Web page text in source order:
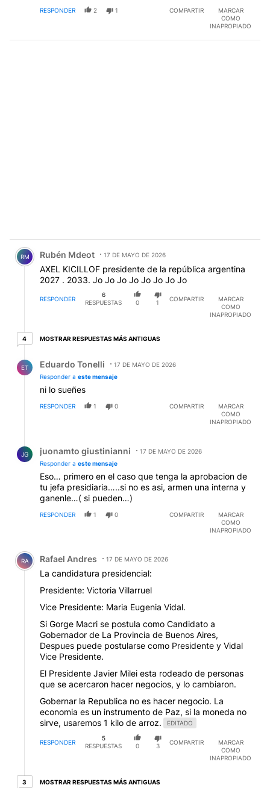
RESPONDER 2 1 COMPARTIR
MARCAR
COMO
INAPROPIADO
Comentario de Rubén Mdeot.
RM Rubén Mdeot 17 DE MAYO DE 2026
AXEL KICILLOF presidente de la república argentina
2027 . 2033. Jo Jo Jo Jo Jo Jo Jo Jo
RESPONDER
6
RESPUESTAS
0 1
COMPARTIR
MARCAR
COMO
INAPROPIADO
44 respuestas más antiguas
MOSTRAR RESPUESTAS MÁS ANTIGUAS
ET Eduardo Tonelli
17 DE MAYO DE 2026
Responder a este mensaje
ni lo sueñes
RESPONDER 1 0 COMPARTIR
MARCAR
COMO
INAPROPIADO
JG juonamto giustinianni
17 DE MAYO DE 2026
Responder a este mensaje
Eso… primero en el caso que tenga la aprobacion de
tu jefa presidiaria…..si no es asi, armen una interna y
ganenle…( si pueden…)
RESPONDER 1 0 COMPARTIR
MARCAR
COMO
INAPROPIADO
Comentario de Rafael Andres.
RA Rafael Andres 17 DE MAYO DE 2026
La candidatura presidencial:
Presidente: Victoria Villarruel
Vice Presidente: Maria Eugenia Vidal.
Si Gorge Macri se postula como Candidato a
Gobernador de La Provincia de Buenos Aires,
Despues puede postularse como Presidente y Vidal
Vice Presidente.
El Presidente Javier Milei esta rodeado de personas
que se acercaron hacer negocios, y lo cambiaron.
Gobernar la Republica no es hacer negocio. La
economia es un instrumento de Paz, si la moneda no
sirve, usaremos 1 kilo de arroz.
EDITADO
RESPONDER
5
RESPUESTAS
0 3
COMPARTIR
MARCAR
COMO
INAPROPIADO
33 respuestas más antiguas
MOSTRAR RESPUESTAS MÁS ANTIGUAS